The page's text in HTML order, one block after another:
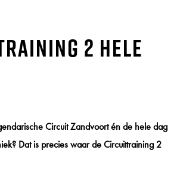
2 Hele
Circuit Zandvoort én de hele dag
Dat is precies waar de Circuittraining 2